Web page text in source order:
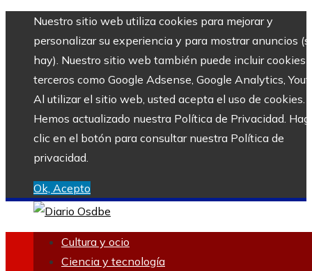
Nuestro sitio web utiliza cookies para mejorar y
personalizar su experiencia y para mostrar anuncios
hay). Nuestro sitio web también puede incluir cookies
terceros como Google Adsense, Google Analytics,
Al utilizar el sitio web, usted acepta el uso de cookies.
Hemos actualizado nuestra Política de Privacidad.
clic en el botón para consultar nuestra Política de
privacidad.
Ok, Acepto
Cultura y ocio
Ciencia y tecnología